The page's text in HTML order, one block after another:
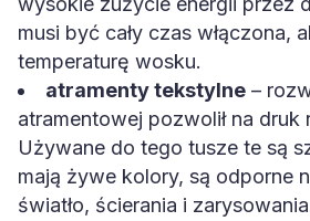
musi być cały czas włączona,
temperaturę wosku.
atramenty tekstylne –
atramentowej pozwolił na druk
Używane do tego tusze te są
mają żywe kolory, są odporne
światło, ścierania i